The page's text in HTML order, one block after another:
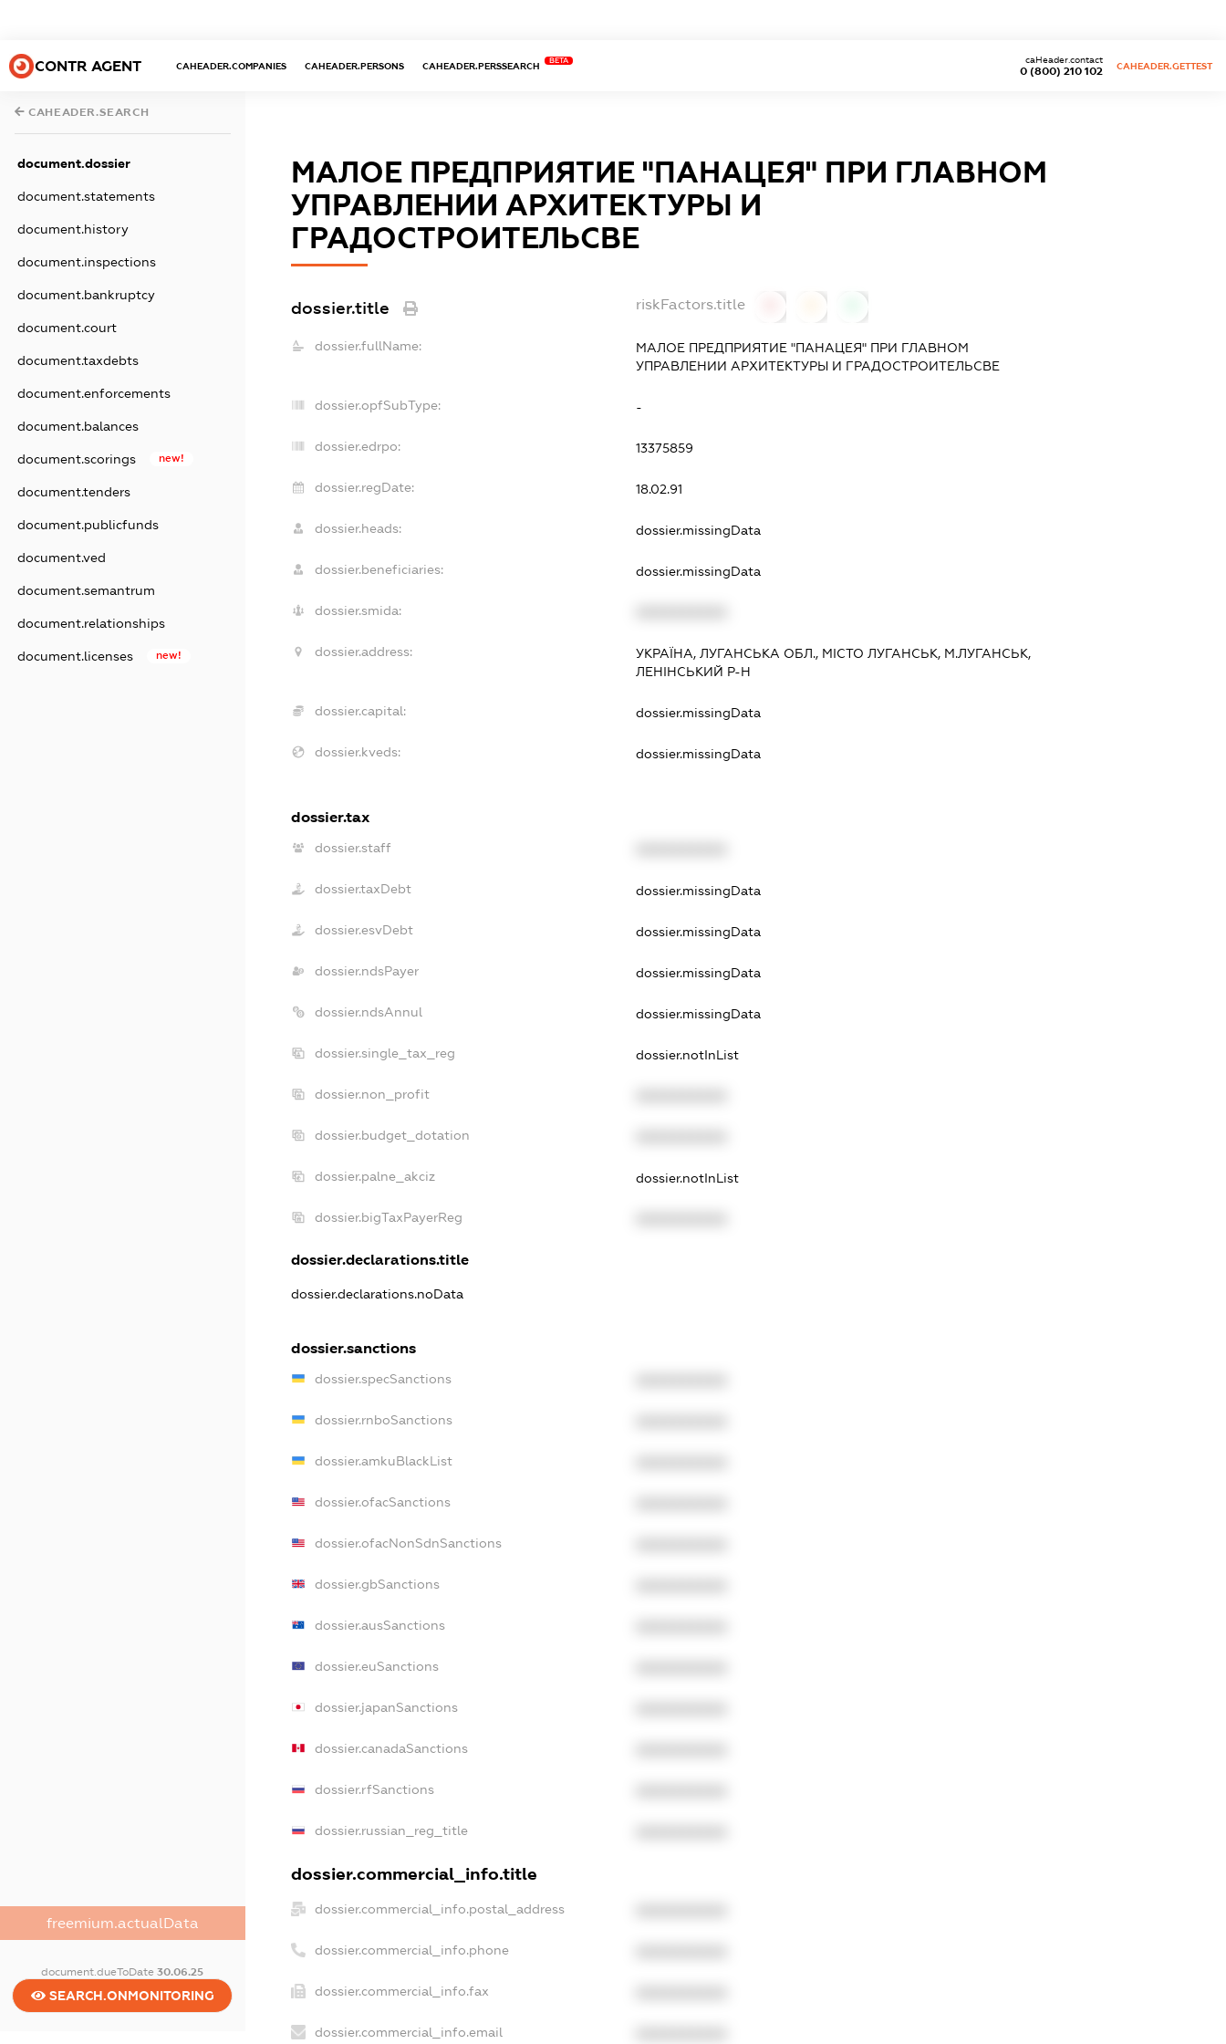
CONTR AGENT CAHEADER.COMPANIES CAHEADER.PERSONS CAHEADER.PERSSEARCH
BETA
0 (800) 210 102
caHeader.contact
CAHEADER.GETTEST
CAHEADER.SEARCH
document.dossier
document.statements
document.history
document.inspections
document.bankruptcy
document.court
document.taxdebts
document.enforcements
document.balances
document.scorings new!
document.tenders
document.publicfunds
document.ved
document.semantrum
document.relationships
document.licenses new!
freemium.actualData
document.dueToDate30.06.25
SEARCH.ONMONITORING
МАЛОЕ ПРЕДПРИЯТИЕ "ПАНАЦЕЯ" ПРИ ГЛАВНОМ
УПРАВЛЕНИИ АРХИТЕКТУРЫ И
ГРАДОСТРОИТЕЛЬСВЕ
dossier.title riskFactors.title
dossier.fullName:
МАЛОЕ ПРЕДПРИЯТИЕ "ПАНАЦЕЯ" ПРИ ГЛАВНОМ
УПРАВЛЕНИИ АРХИТЕКТУРЫ И ГРАДОСТРОИТЕЛЬСВЕ
dossier.opfSubType: -
dossier.edrpo: 13375859
dossier.regDate: 18.02.91
dossier.heads: dossier.missingData
dossier.beneficiaries: dossier.missingData
dossier.smida:
dossier.address:
УКРАЇНА, ЛУГАНСЬКА ОБЛ., МІСТО ЛУГАНСЬК, М.ЛУГАНСЬК,
ЛЕНІНСЬКИЙ Р-Н
dossier.capital: dossier.missingData
dossier.kveds: dossier.missingData
dossier.tax
dossier.staff
dossier.taxDebt dossier.missingData
dossier.esvDebt dossier.missingData
dossier.ndsPayer dossier.missingData
dossier.ndsAnnul dossier.missingData
dossier.single_tax_reg dossier.notInList
dossier.non_profit
dossier.budget_dotation
dossier.palne_akciz dossier.notInList
dossier.bigTaxPayerReg
dossier.declarations.title
dossier.declarations.noData
dossier.sanctions
dossier.specSanctions
dossier.rnboSanctions
dossier.amkuBlackList
dossier.ofacSanctions
dossier.ofacNonSdnSanctions
dossier.gbSanctions
dossier.ausSanctions
dossier.euSanctions
dossier.japanSanctions
dossier.canadaSanctions
dossier.rfSanctions
dossier.russian_reg_title
dossier.commercial_info.title
dossier.commercial_info.postal_address
dossier.commercial_info.phone
dossier.commercial_info.fax
dossier.commercial_info.email